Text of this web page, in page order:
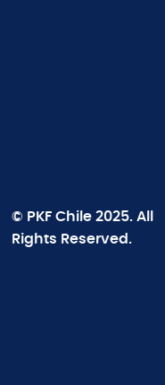
© PKF Chile 2025. All
Rights Reserved.